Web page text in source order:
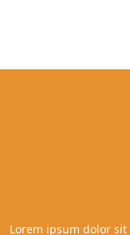
Lorem ipsum dolor